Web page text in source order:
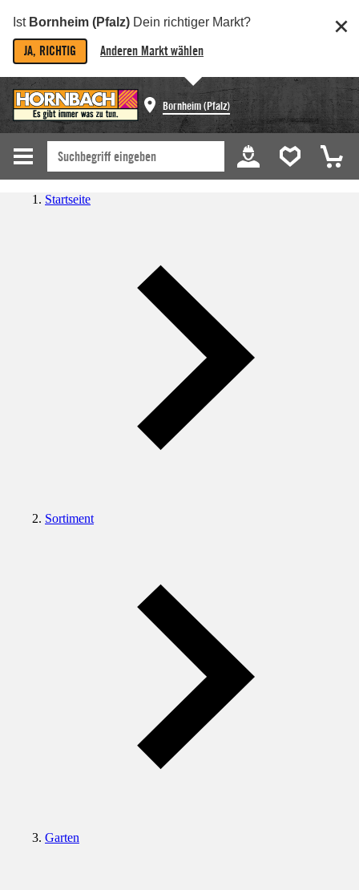
Ist Bornheim (Pfalz) Dein richtiger Markt?
JA, RICHTIG Anderen Markt wählen
Bornheim (Pfalz)
Startseite
Sortiment
Garten